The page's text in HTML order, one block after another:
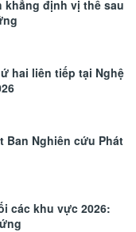
định vị thế sau
hai liên tiếp tại Nghệ
Ban Nghiên cứu Phát
các khu vực 2026: